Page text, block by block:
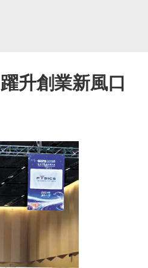
升創業新風口